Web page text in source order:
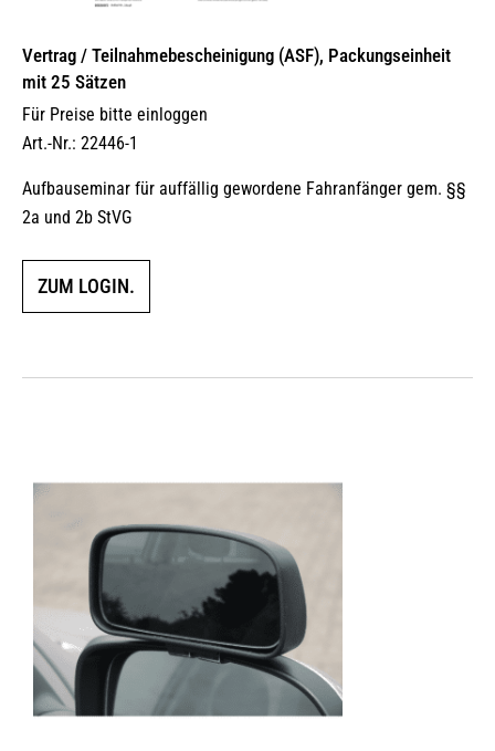
Vertrag / Teilnahme­bescheinigung (ASF), Packungseinheit
mit 25 Sätzen
Für Preise bitte einloggen
Art.-Nr.: 22446-1
Aufbauseminar für auffällig gewordene Fahranfänger gem. §§
2a und 2b StVG
ZUM LOGIN.